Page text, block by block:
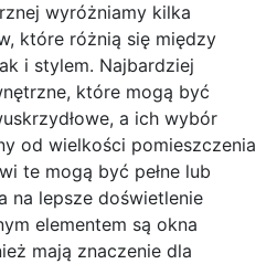
wyróżniamy kilka
które różnią się między
i stylem. Najbardziej
które mogą być
a ich wybór
od wielkości pomieszczenia
te mogą być pełne lub
na lepsze doświetlenie
elementem są okna
mają znaczenie dla